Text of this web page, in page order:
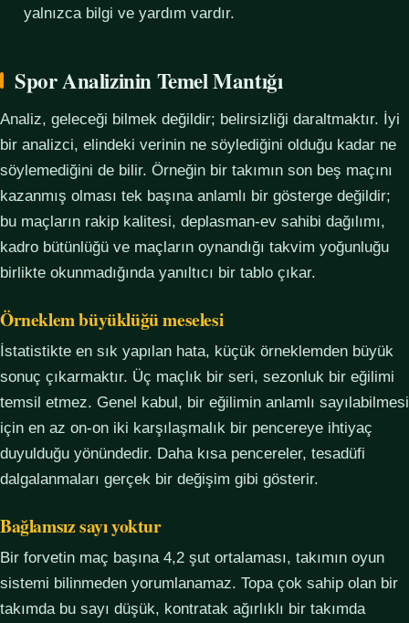
yalnızca bilgi ve yardım vardır.
Spor Analizinin Temel Mantığı
Analiz, geleceği bilmek değildir; belirsizliği daraltmaktır. İyi
bir analizci, elindeki verinin ne söylediğini olduğu kadar ne
söylemediğini de bilir. Örneğin bir takımın son beş maçını
kazanmış olması tek başına anlamlı bir gösterge değildir;
bu maçların rakip kalitesi, deplasman-ev sahibi dağılımı,
kadro bütünlüğü ve maçların oynandığı takvim yoğunluğu
birlikte okunmadığında yanıltıcı bir tablo çıkar.
Örneklem büyüklüğü meselesi
İstatistikte en sık yapılan hata, küçük örneklemden büyük
sonuç çıkarmaktır. Üç maçlık bir seri, sezonluk bir eğilimi
temsil etmez. Genel kabul, bir eğilimin anlamlı sayılabilmesi
için en az on-on iki karşılaşmalık bir pencereye ihtiyaç
duyulduğu yönündedir. Daha kısa pencereler, tesadüfi
dalgalanmaları gerçek bir değişim gibi gösterir.
Bağlamsız sayı yoktur
Bir forvetin maç başına 4,2 şut ortalaması, takımın oyun
sistemi bilinmeden yorumlanamaz. Topa çok sahip olan bir
takımda bu sayı düşük, kontratak ağırlıklı bir takımda